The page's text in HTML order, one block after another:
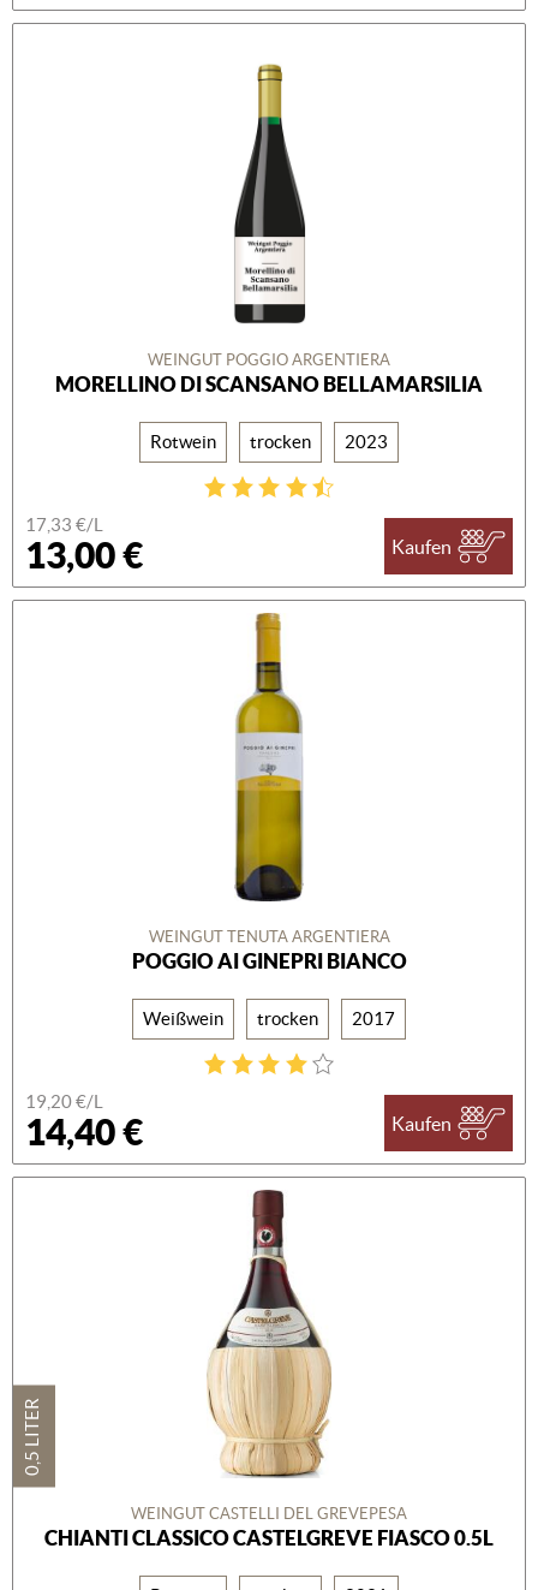
WEINGUT POGGIO ARGENTIERA
MORELLINO DI SCANSANO BELLAMARSILIA
Rotwein trocken 2023
17,33 €/L
13,00 € Kaufen
WEINGUT TENUTA ARGENTIERA
POGGIO AI GINEPRI BIANCO
Weißwein trocken 2017
19,20 €/L
14,40 € Kaufen
0,5 LITER
WEINGUT CASTELLI DEL GREVEPESA
CHIANTI CLASSICO CASTELGREVE FIASCO 0.5L